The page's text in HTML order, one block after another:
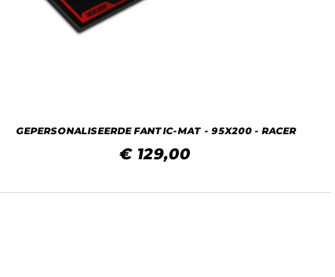
GEPERSONALISEERDE FANTIC-MAT - 95X200 - RACER
€ 129,00